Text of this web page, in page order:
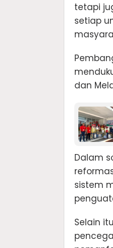
tetapi
setiap
dan
Dalam
sistem
Selain